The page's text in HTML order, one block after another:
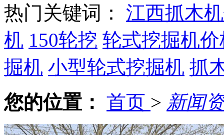
热门关键词： 江西抓木
机 150轮挖 轮式挖掘机
掘机 小型轮式挖掘机 抓
您的位置： 首页 > 新闻